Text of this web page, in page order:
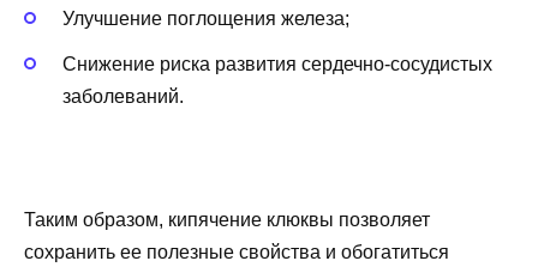
Улучшение поглощения железа;
Снижение риска развития сердечно-сосудистых
заболеваний.
Таким образом, кипячение клюквы позволяет
сохранить ее полезные свойства и обогатиться